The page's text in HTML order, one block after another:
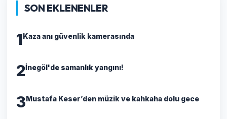
SON EKLENENLER
1Kaza anı güvenlik kamerasında
2İnegöl'de samanlık yangını!
3Mustafa Keser’den müzik ve kahkaha dolu gece